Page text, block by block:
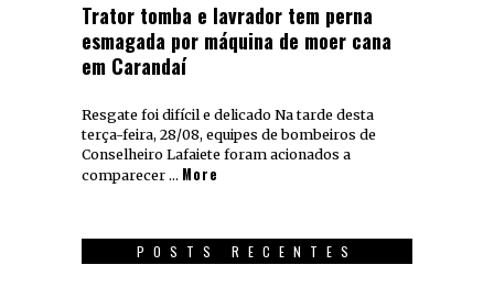
Trator tomba e lavrador tem perna
esmagada por máquina de moer cana
em Carandaí
Resgate foi difícil e delicado Na tarde desta
terça-feira, 28/08, equipes de bombeiros de
Conselheiro Lafaiete foram acionados a
comparecer … More
POSTS RECENTES